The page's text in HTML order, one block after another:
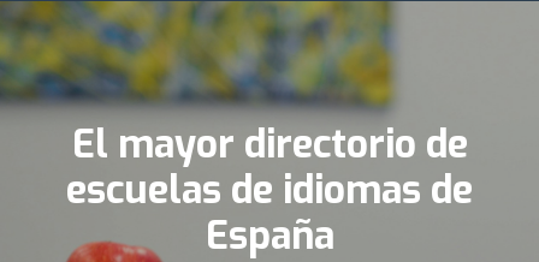
El mayor directorio de
escuelas de idiomas de
España